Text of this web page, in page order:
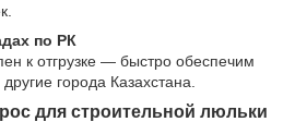
по РК
к отгрузке — быстро обеспечим
города Казахстана.
для строительной люльки